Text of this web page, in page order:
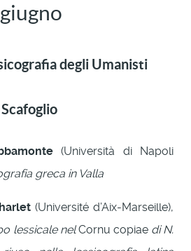
degli Umanisti
(Università di Napoli
greca in Valla
(Université d’Aix-Marseille),
lessicale nelCornu copiae di N.